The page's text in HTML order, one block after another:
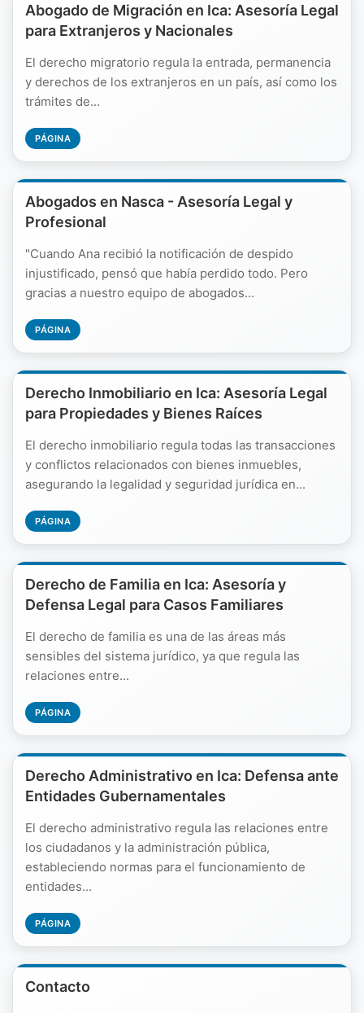
Abogado de Migración en Ica: Asesoría Legal
para Extranjeros y Nacionales
El derecho migratorio regula la entrada, permanencia
y derechos de los extranjeros en un país, así como los
trámites de...
PÁGINA
Abogados en Nasca - Asesoría Legal y
Profesional
"Cuando Ana recibió la notificación de despido
injustificado, pensó que había perdido todo. Pero
gracias a nuestro equipo de abogados...
PÁGINA
Derecho Inmobiliario en Ica: Asesoría Legal
para Propiedades y Bienes Raíces
El derecho inmobiliario regula todas las transacciones
y conflictos relacionados con bienes inmuebles,
asegurando la legalidad y seguridad jurídica en...
PÁGINA
Derecho de Familia en Ica: Asesoría y
Defensa Legal para Casos Familiares
El derecho de familia es una de las áreas más
sensibles del sistema jurídico, ya que regula las
relaciones entre...
PÁGINA
Derecho Administrativo en Ica: Defensa ante
Entidades Gubernamentales
El derecho administrativo regula las relaciones entre
los ciudadanos y la administración pública,
estableciendo normas para el funcionamiento de
entidades...
PÁGINA
Contacto